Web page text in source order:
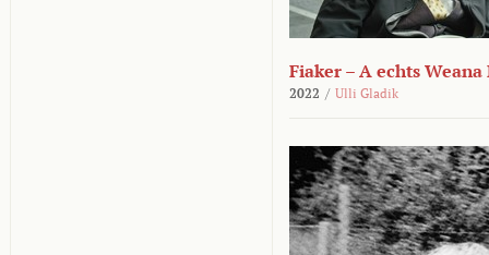
Fiaker – A echts
2022 / Ulli Gladik